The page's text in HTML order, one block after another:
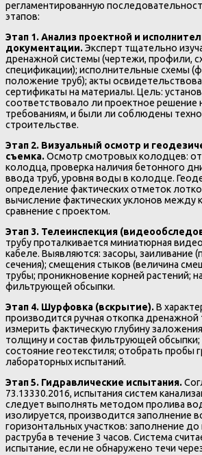
регламентированную
этапов:
Этап 1. Анализ проектной и
документации.Эксперт тщательно
дренажной системы (чертежи, профили,
спецификации); исполнительные схемы
положение труб); акты
сертификаты на материалы. Цель:
соответствовало ли проектное решение
требованиям, и были ли соблюдены
строительстве.
Этап 2. Визуальный осмотр и
съемка.Осмотр смотровых колодцев:
колодца, проверка наличия бетонного
ввода труб, уровня воды в колодце.
определение фактических отметок
вычисление фактических уклонов между
сравнение с проектом.
Этап 3. Телеинспекция
трубу проталкивается миниатюрная
кабеле. Выявляются: засоры, заиливание
сечения); смещения стыков (величина
трубы; проникновение корней растений;
фильтрующей обсыпки.
Этап 4. Шурфовка (вскрытие).В
производится ручная откопка дренажной
измерить фактическую глубину
толщину и состав фильтрующей обсыпки;
состояние геотекстиля; отобрать пробы
лабораторных испытаний.
Этап 5. Гидравлические испытания.
73.13330.2016, испытания систем
следует выполнять методом пролива
изолируется, производится заполнение
горизонтальных участков: заполнение до
раструба в течение 3 часов. Система
испытание, если не обнаружено течи